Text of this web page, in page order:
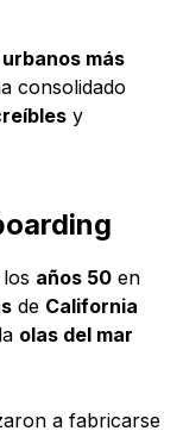
más
consolidado
y
años 50 en
de California
olas del mar
a fabricarse